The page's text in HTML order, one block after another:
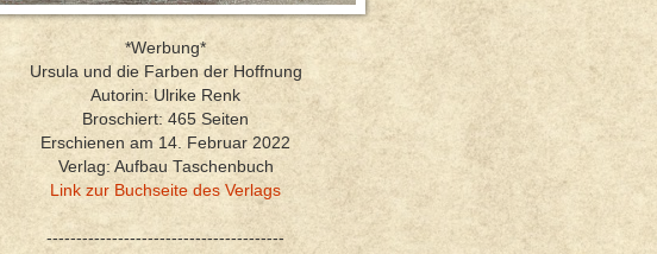
*Werbung*
Ursula und die Farben der Hoffnung
Autorin: Ulrike Renk
Broschiert: 465 Seiten
Erschienen am 14. Februar 2022
Verlag: Aufbau Taschenbuch
Link zur Buchseite des Verlags
----------------------------------------